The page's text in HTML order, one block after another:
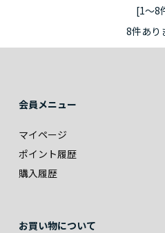
[1～8
8件あり
会員メニュー
マイページ
ポイント履歴
購入履歴
お買い物について